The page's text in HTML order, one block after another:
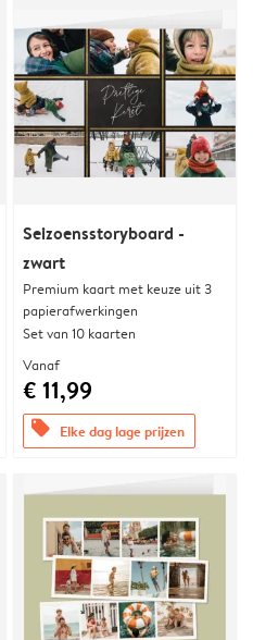
Seizoensstoryboard -
zwart
Premium kaart met keuze uit 3
papierafwerkingen
Set van 10 kaarten
Vanaf
€ 11,99
offers Elke dag lage prijzen